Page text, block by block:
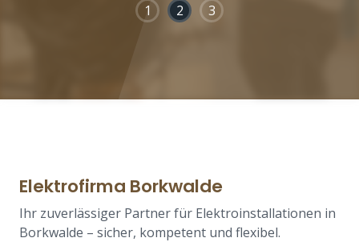
1 2 3
Elektrofirma Borkwalde
Ihr zuverlässiger Partner für Elektroinstallationen in
Borkwalde – sicher, kompetent und flexibel.